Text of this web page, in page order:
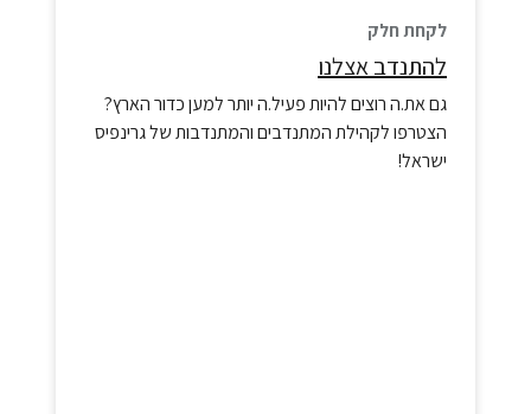
לקחת חלק
להתנדב אצלנו
גם את.ה רוצים להיות פעיל.ה יותר למען כדור הארץ?
הצטרפו לקהילת המתנדבים והמתנדבות של גרינפיס
ישראל!